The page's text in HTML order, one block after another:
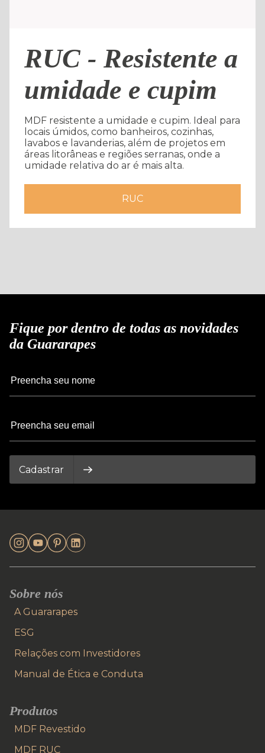
RUC - Resistente a
umidade e cupim
MDF resistente a umidade e cupim. Ideal para
locais úmidos, como banheiros, cozinhas,
lavabos e lavanderias, além de projetos em
áreas litorâneas e regiões serranas, onde a
umidade relativa do ar é mais alta.
RUC
Fique por dentro de todas as novidades
da Guararapes
Cadastrar
Sobre nós
A Guararapes
ESG
Relações com Investidores
Manual de Ética e Conduta
Produtos
MDF Revestido
MDF RUC